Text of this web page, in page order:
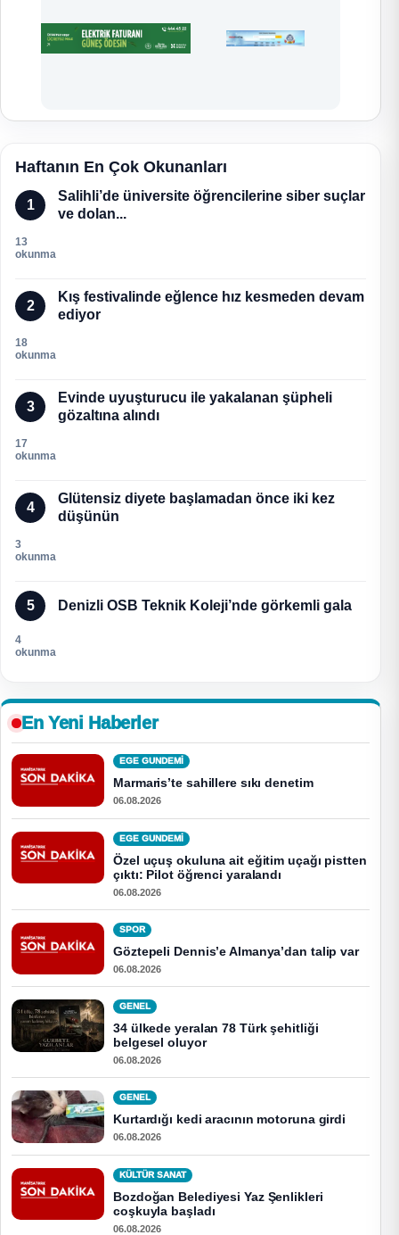
Haftanın En Çok Okunanları
1
Salihli’de üniversite öğrencilerine siber suçlar
ve dolan...
13
okunma
2
Kış festivalinde eğlence hız kesmeden devam
ediyor
18
okunma
3
Evinde uyuşturucu ile yakalanan şüpheli
gözaltına alındı
17
okunma
4
Glütensiz diyete başlamadan önce iki kez
düşünün
3
okunma
5 Denizli OSB Teknik Koleji’nde görkemli gala
4
okunma
En Yeni Haberler
EGE GUNDEMİ
Marmaris’te sahillere sıkı denetim
06.08.2026
EGE GUNDEMİ
Özel uçuş okuluna ait eğitim uçağı pistten
çıktı: Pilot öğrenci yaralandı
06.08.2026
SPOR
Göztepeli Dennis’e Almanya’dan talip var
06.08.2026
GENEL
34 ülkede yeralan 78 Türk şehitliği
belgesel oluyor
06.08.2026
GENEL
Kurtardığı kedi aracının motoruna girdi
06.08.2026
KÜLTÜR SANAT
Bozdoğan Belediyesi Yaz Şenlikleri
coşkuyla başladı
06.08.2026